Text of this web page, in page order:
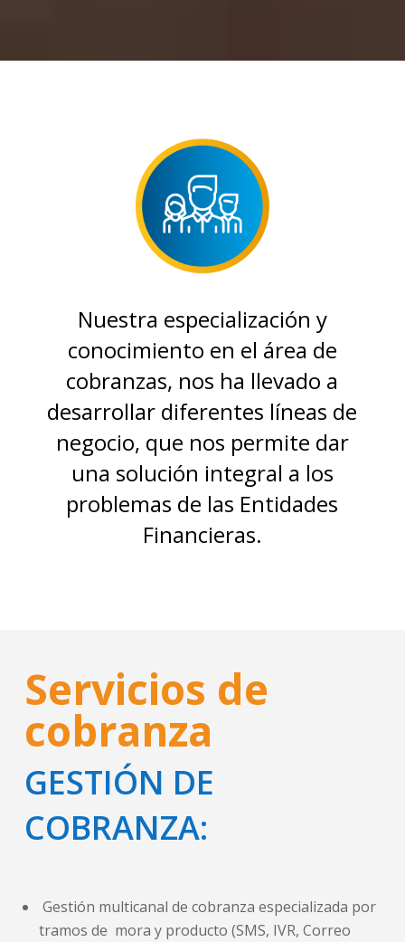
Nuestra especialización y
conocimiento en el área de
cobranzas, nos ha llevado a
desarrollar diferentes líneas de
negocio, que nos permite dar
una solución integral a los
problemas de las Entidades
Financieras.
Servicios de
cobranza
GESTIÓN DE
COBRANZA:
Gestión multicanal de cobranza especializada por
tramos de mora y producto (SMS, IVR, Correo